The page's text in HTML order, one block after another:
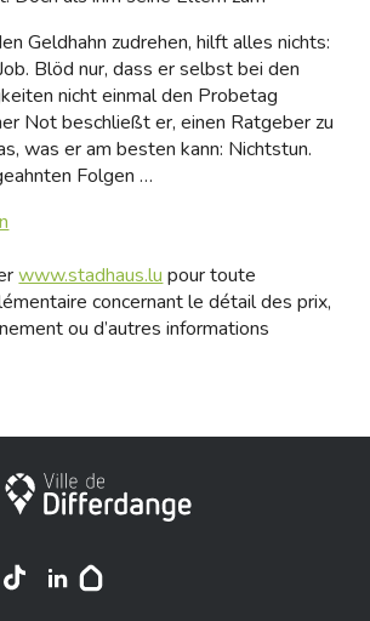
Geldhahn zudrehen, hilft alles nichts:
Blöd nur, dass er selbst bei den
nicht einmal den Probetag
Not beschließt er, einen Ratgeber zu
was er am besten kann: Nichtstun.
Folgen …
www.stadhaus.lu pour toute
concernant le détail des prix,
ou d’autres informations
Ville de Differdange
sur Instagram